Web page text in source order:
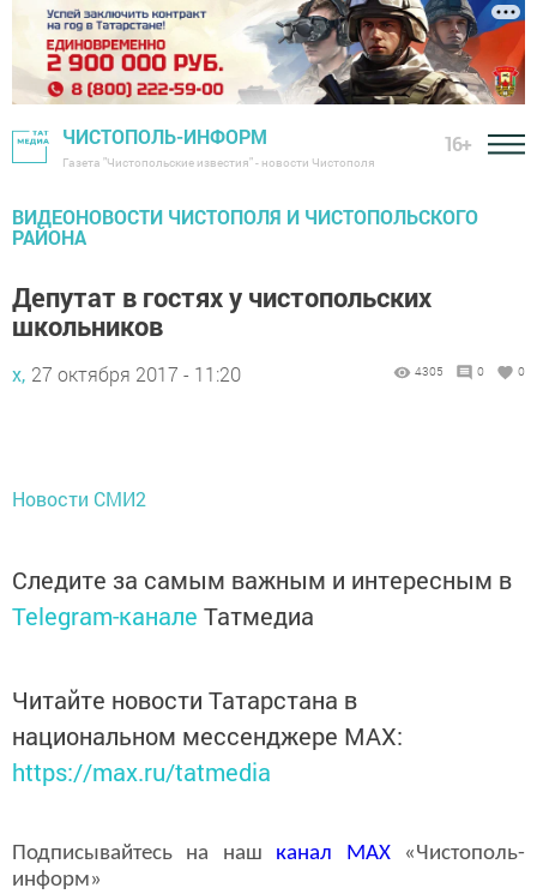
ЧИСТОПОЛЬ-ИНФОРМ
Газета "Чистопольские известия" - новости Чистополя
16+
ВИДЕОНОВОСТИ ЧИСТОПОЛЯ И ЧИСТОПОЛЬСКОГО
РАЙОНА
Депутат в гостях у чистопольских
школьников
х, 27 октября 2017 - 11:20 4305 0 0
Новости СМИ2
Следите за самым важным и интересным в
Telegram-канале Татмедиа
Читайте новости Татарстана в
национальном мессенджере MАХ:
https://max.ru/tatmedia
Подписывайтесь на наш канал MAX«Чистополь-
информ»